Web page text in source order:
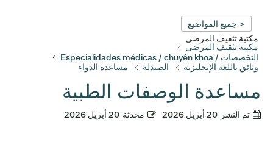
< جميع المواضيع
مكتبة تثقيف المرضى
مكتبة تثقيف المرضى
التخصصات / Especialidades médicas / chuyên khoa
وثائق باللغة الإنجليزية
الصيدلة مساعدة الدواء
مساعدة الوصفات الطبية
تم النشر 20 أبريل 2026 محدثة 20 أبريل 2026